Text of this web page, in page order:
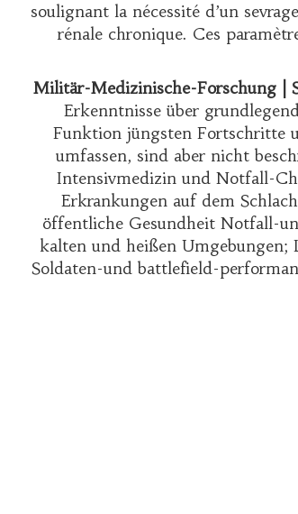
soulignant la nécessité d’un
rénale chronique. Ces
Militär-Medizinische-Forschung |
Erkenntnisse über
Funktion jüngsten Fortschritte
umfassen, sind aber nicht
Intensivmedizin und Notfall-
Erkrankungen auf dem
öffentliche Gesundheit Notfall-
kalten und heißen
Soldaten-und battlefield-